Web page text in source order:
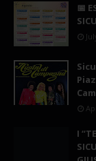
📅
I